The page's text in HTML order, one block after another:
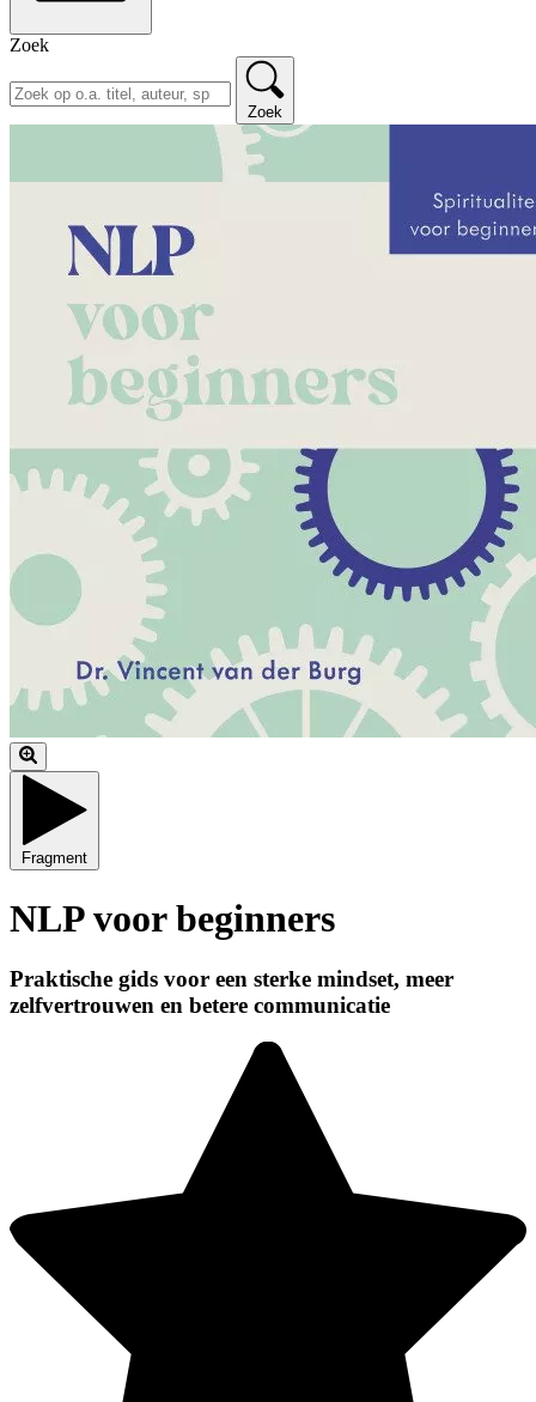
Zoek
Zoek
Fragment
NLP voor beginners
Praktische gids voor een sterke mindset, meer
zelfvertrouwen en betere communicatie